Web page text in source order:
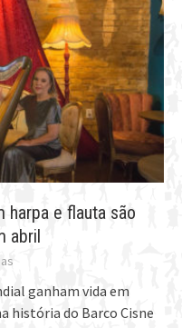
harpa e flauta são
abril
ganham vida em
história do Barco Cisne